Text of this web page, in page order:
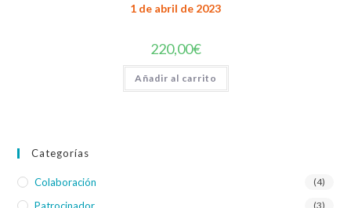
1 de abril de 2023
220,00€
Añadir al carrito
Categorías
Colaboración (4)
(3)